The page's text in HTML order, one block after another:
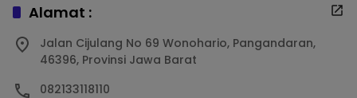
Alamat :
Jalan Cijulang No 69 Wonohario, Pangandaran,
46396, Provinsi Jawa Barat
082133118110